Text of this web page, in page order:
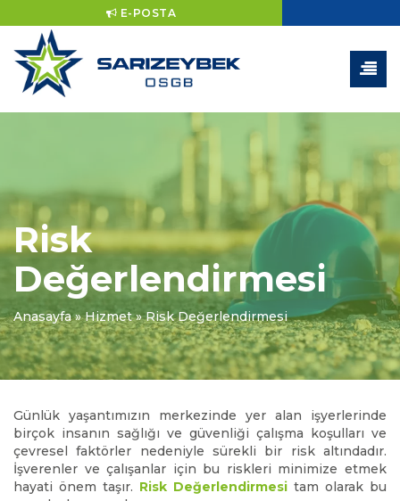
E-POSTA
Risk
Değerlendirmesi
Anasayfa»Hizmet»Risk Değerlendirmesi
Günlük yaşantımızın merkezinde yer alan işyerlerinde
birçok insanın sağlığı ve güvenliği çalışma koşulları ve
çevresel faktörler nedeniyle sürekli bir risk altındadır.
İşverenler ve çalışanlar için bu riskleri minimize etmek
hayati önem taşır. Risk Değerlendirmesi tam olarak bu